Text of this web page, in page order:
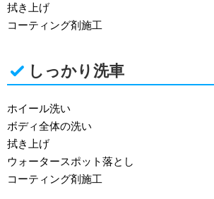
拭き上げ
コーティング剤施工
しっかり洗車
ホイール洗い
ボディ全体の洗い
拭き上げ
ウォータースポット落とし
コーティング剤施工